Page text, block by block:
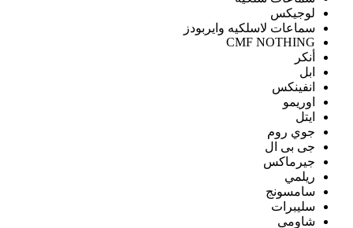
لوجيكس
سماعات لاسلكيه وايربودز
CMF NOTHING
أنكر
ابل
انفينكس
اوريمو
ايتل
جوي روم
جى بى ال
جيرماكس
ريلمي
سامسونج
سليبرات
شاومى